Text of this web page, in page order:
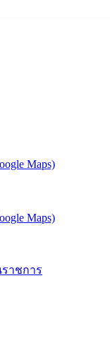
Maps)
าชการ
Maps)
เสนอแนะ ร่วม
ปิดเวทีรับ
าเมือง
นตรีเมืองอ่างศิลา
และหัวหน้าส่วน
ข้อเสนอแนะ ใน
นำท้องที่ ประจำ
นร่วมและเปิด
ะกรรมการชุมชน